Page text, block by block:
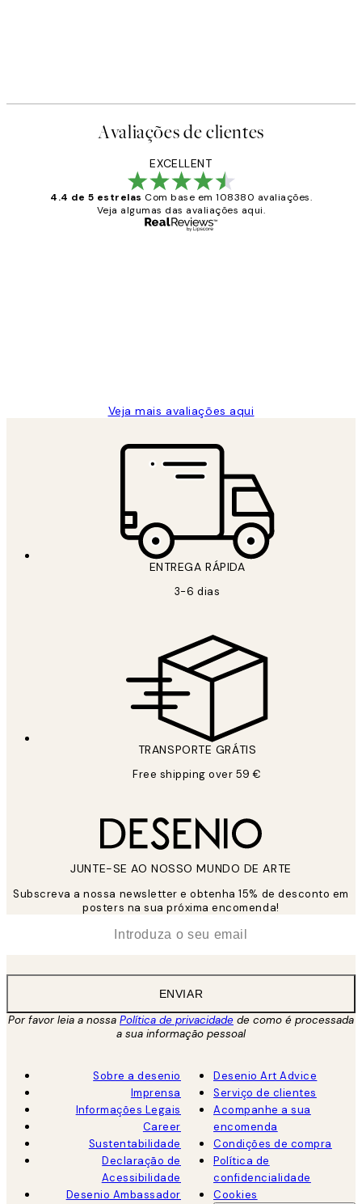
Avaliações de clientes
EXCELLENT
4.4 de 5 estrelas Com base em 108380 avaliações.
Veja algumas das avaliações aqui.
Veja mais avaliações aqui
ENTREGA RÁPIDA
3-6 dias
TRANSPORTE GRÁTIS
Free shipping over 59 €
JUNTE-SE AO NOSSO MUNDO DE ARTE
Subscreva a nossa newsletter e obtenha 15% de desconto em
posters na sua próxima encomenda!
ENVIAR
Por favor leia a nossa Política de privacidade de como é processada
a sua informação pessoal
Sobre a desenio
Imprensa
Informações Legais
Career
Sustentabilidade
Declaração de
Acessibilidade
Desenio Ambassador
Desenio Art Advice
Serviço de clientes
Acompanhe a sua
encomenda
Condições de compra
Política de
confidencialidade
Cookies